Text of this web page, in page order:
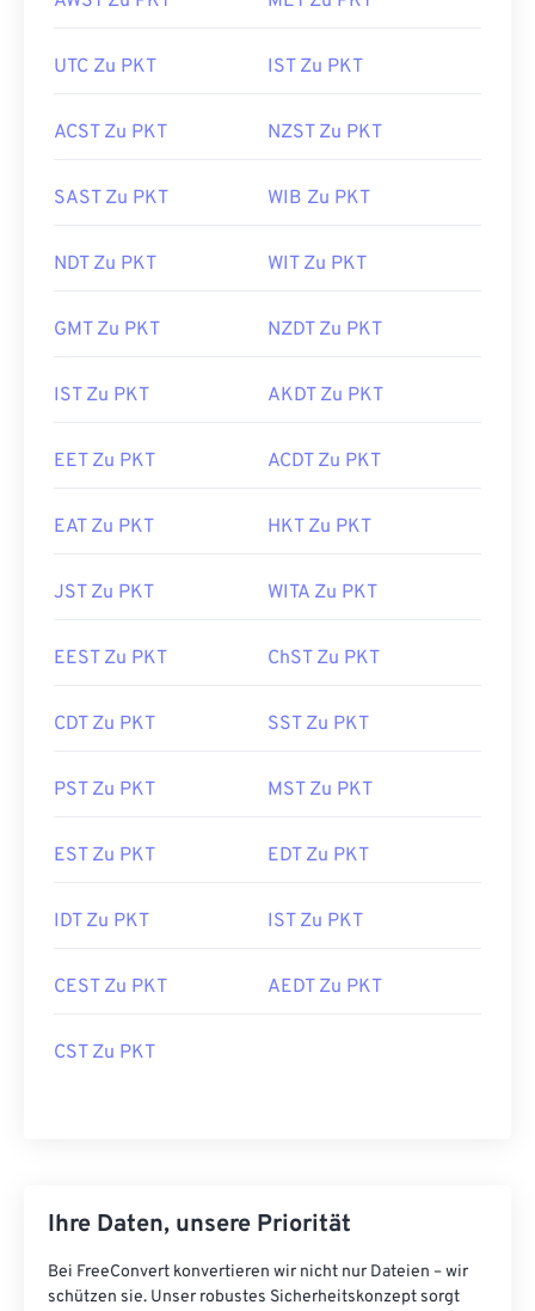
UTC Zu PKT IST Zu PKT
ACST Zu PKT NZST Zu PKT
SAST Zu PKT WIB Zu PKT
NDT Zu PKT WIT Zu PKT
GMT Zu PKT NZDT Zu PKT
IST Zu PKT AKDT Zu PKT
EET Zu PKT ACDT Zu PKT
EAT Zu PKT HKT Zu PKT
JST Zu PKT WITA Zu PKT
EEST Zu PKT ChST Zu PKT
CDT Zu PKT SST Zu PKT
PST Zu PKT MST Zu PKT
EST Zu PKT EDT Zu PKT
IDT Zu PKT IST Zu PKT
CEST Zu PKT AEDT Zu PKT
CST Zu PKT
Ihre Daten, unsere Priorität
Bei FreeConvert konvertieren wir nicht nur Dateien – wir
schützen sie. Unser robustes Sicherheitskonzept sorgt